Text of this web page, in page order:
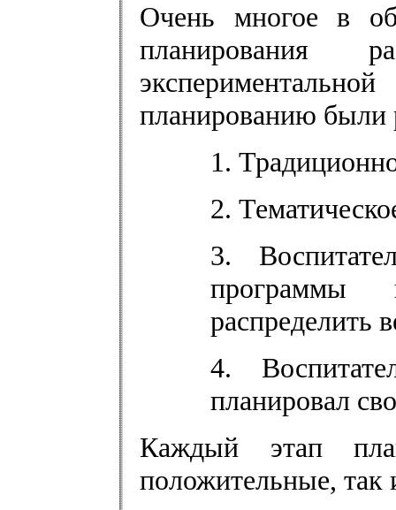
Очень многое в
планирования
планированию были
1.
2.
3.
программы
распределить
4.
планировал
Каждый этап
положительные, так